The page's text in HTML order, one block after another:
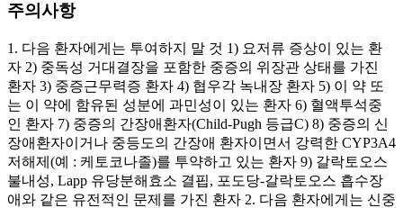
주의사항
1. 다음 환자에게는 투여하지 말 것 1) 요저류 증상이 있는 환
자 2) 중독성 거대결장을 포함한 중증의 위장관 상태를 가진
환자 3) 중증근무력증 환자 4) 협우각 녹내장 환자 5) 이 약 또
는 이 약에 함유된 성분에 과민성이 있는 환자 6) 혈액투석중
인 환자 7) 중증의 간장애환자(Child-Pugh 등급C) 8) 중증의 신
장애환자이거나 중등도의 간장애 환자이면서 강력한 CYP3A4
저해제(예 : 케토코나졸)를 투약하고 있는 환자 9) 갈락토오스
불내성, Lapp 유당분해효소 결핍, 포도당-갈락토오스 흡수장
애와 같은 유전적인 문제를 가진 환자 2. 다음 환자에게는 신중